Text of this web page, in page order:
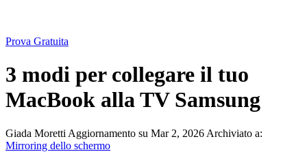
Prova Gratuita
3 modi per collegare il tuo
MacBook alla TV Samsung
Giada Moretti Aggiornamento su Mar 2, 2026 Archiviato a:
Mirroring dello schermo